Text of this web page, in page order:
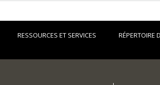
RESSOURCES ET SERVICES RÉPERTOIRE